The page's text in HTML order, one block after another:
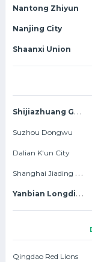
Nantong Zhiyun
Nanjing City
Shaanxi Union
Shijiazhuang Gongfu
Suzhou Dongwu
Dalian K'un City
Shanghai Jiading Huilong
Yanbian Longding
Qingdao Red Lions